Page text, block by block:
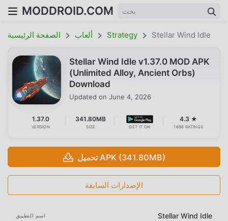
MODDROID.COM
الصفحة الرئيسية ألعاب Strategy Stellar Wind Idle
Stellar Wind Idle v1.37.0 MOD APK
(Unlimited Alloy, Ancient Orbs)
Download
Updated on June 4, 2026
1.37.0
VERSION
341.80MB
SIZE GET IT ON
4.3 ★
1698 RATINGS
تحميل APK (341.80MB)
الإصدارات السابقة
اسم التطبيق Stellar Wind Idle